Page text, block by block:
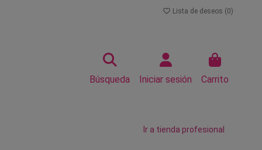
Lista de deseos (0)
Búsqueda Iniciar sesión Carrito
Ir a tienda profesional